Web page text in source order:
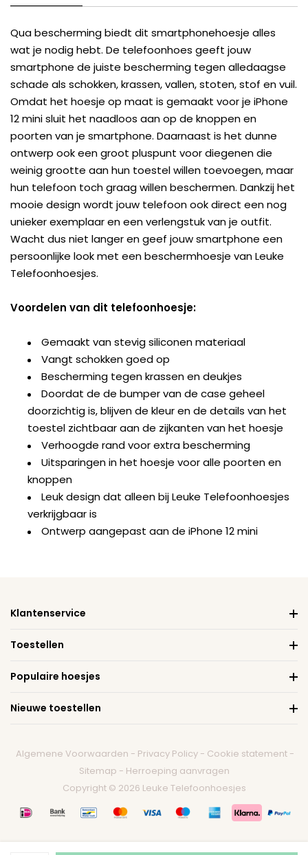
Qua bescherming biedt dit smartphonehoesje alles
wat je nodig hebt. De telefoonhoes geeft jouw
smartphone de juiste bescherming tegen alledaagse
schade als schokken, krassen, vallen, stoten, stof en vuil.
Omdat het hoesje op maat is gemaakt voor je iPhone
12 mini sluit het naadloos aan op de knoppen en
poorten van je smartphone. Daarnaast is het dunne
ontwerp ook een groot pluspunt voor diegenen die
weinig grootte aan hun toestel willen toevoegen, maar
hun telefoon toch graag willen beschermen. Dankzij het
mooie design wordt jouw telefoon ook direct een nog
unieker exemplaar en een verlengstuk van je outfit.
Wacht dus niet langer en geef jouw smartphone een
persoonlijke look met een beschermhoesje van Leuke
Telefoonhoesjes.
Voordelen van dit telefoonhoesje:
Gemaakt van stevig siliconen materiaal
Vangt schokken goed op
Bescherming tegen krassen en deukjes
Doordat de de bumper van de case geheel
doorzichtig is, blijven de kleur en de details van het
toestel zichtbaar aan de zijkanten van het hoesje
Verhoogde rand voor extra bescherming
Uitsparingen in het hoesje voor alle poorten en
knoppen
Leuk design dat alleen bij Leuke Telefoonhoesjes
verkrijgbaar is
Ontwerp aangepast aan de iPhone 12 mini
Klantenservice
Toestellen
Populaire hoesjes
Nieuwe toestellen
Algemene Voorwaarden - Privacy Policy - Cookie statement -
Sitemap - Herroeping aanvragen
Copyright © 2026 Leuke Telefoonhoesjes